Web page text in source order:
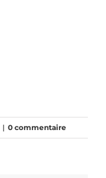
| 0 commentaire